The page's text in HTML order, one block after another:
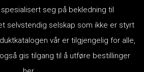
seg på bekledning til
selvstendig selskap som ikke er styrt
vår er tilgjengelig for alle,
gis tilgang til å utføre bestillinger